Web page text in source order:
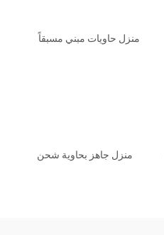
منزل حاويات مبني مسبقاً
منزل جاهز بحاوية شحن